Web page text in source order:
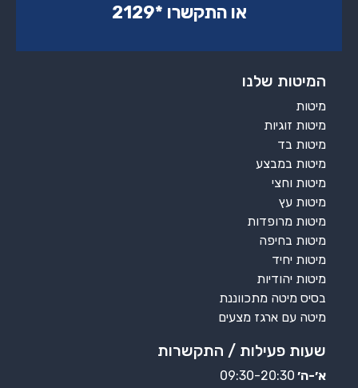
או התקשרו ‏*2129‏
המיטות שלנו
מיטות
מיטות זוגיות
מיטות בד
מיטות במבצע
מיטות וחצי
מיטות עץ
מיטות מרופדות
מיטות בחיפה
מיטות יחיד
מיטות יהודיות
בסיס מיטה מתכווננת
מיטה עם ארגז מצעים
שעות פעילות / התקשרות
א׳-ה׳ 09:30-20:30